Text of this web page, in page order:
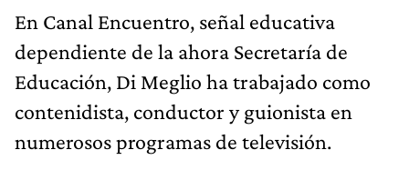
En Canal Encuentro, señal educativa
dependiente de la ahora Secretaría de
Educación, Di Meglio ha trabajado como
contenidista, conductor y guionista en
numerosos programas de televisión.